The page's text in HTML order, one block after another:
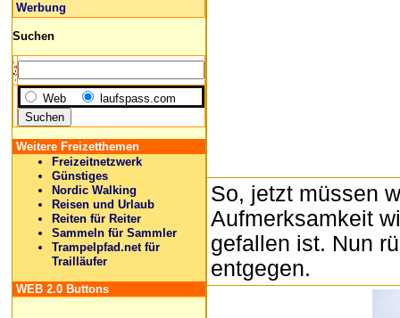
Werbung
Suchen
Web laufspass.com
Weitere Freizetthemen
Freizeitnetzwerk
Günstiges
Nordic Walking
Reisen und Urlaub
Reiten für Reiter
Sammeln für Sammler
Trampelpfad.net für
Trailläufer
WEB 2.0 Buttons
So, jetzt müssen
Aufmerksamkeit
gefallen ist. Nun
entgegen.